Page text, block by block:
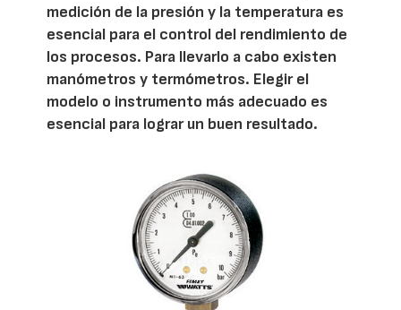
medición de la presión y la temperatura es
esencial para el control del rendimiento de
los procesos. Para llevarlo a cabo existen
manómetros y termómetros. Elegir el
modelo o instrumento más adecuado es
esencial para lograr un buen resultado.